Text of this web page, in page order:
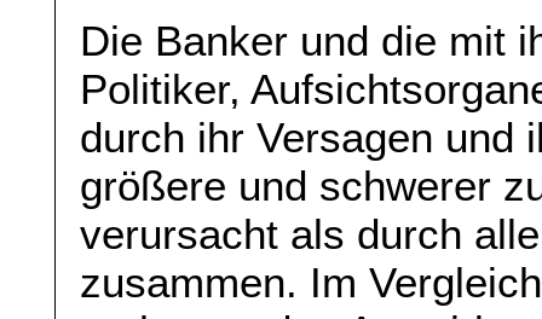
Die Banker und die mit
Politiker,
durch ihr Versagen und
größere und schwerer
verursacht als durch
zusammen. Im